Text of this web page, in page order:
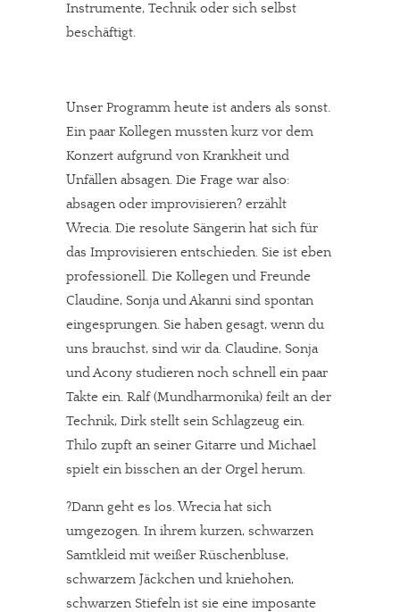
Instrumente, Technik oder sich selbst
beschäftigt.
Unser Programm heute ist anders als sonst.
Ein paar Kollegen mussten kurz vor dem
Konzert aufgrund von Krankheit und
Unfällen absagen. Die Frage war also:
absagen oder improvisieren? erzählt
Wrecia. Die resolute Sängerin hat sich für
das Improvisieren entschieden. Sie ist eben
professionell. Die Kollegen und Freunde
Claudine, Sonja und Akanni sind spontan
eingesprungen. Sie haben gesagt, wenn du
uns brauchst, sind wir da. Claudine, Sonja
und Acony studieren noch schnell ein paar
Takte ein. Ralf (Mundharmonika) feilt an der
Technik, Dirk stellt sein Schlagzeug ein.
Thilo zupft an seiner Gitarre und Michael
spielt ein bisschen an der Orgel herum.
?Dann geht es los. Wrecia hat sich
umgezogen. In ihrem kurzen, schwarzen
Samtkleid mit weißer Rüschenbluse,
schwarzem Jäckchen und kniehohen,
schwarzen Stiefeln ist sie eine imposante